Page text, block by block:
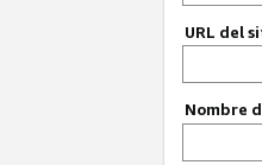
URL del
Nombre